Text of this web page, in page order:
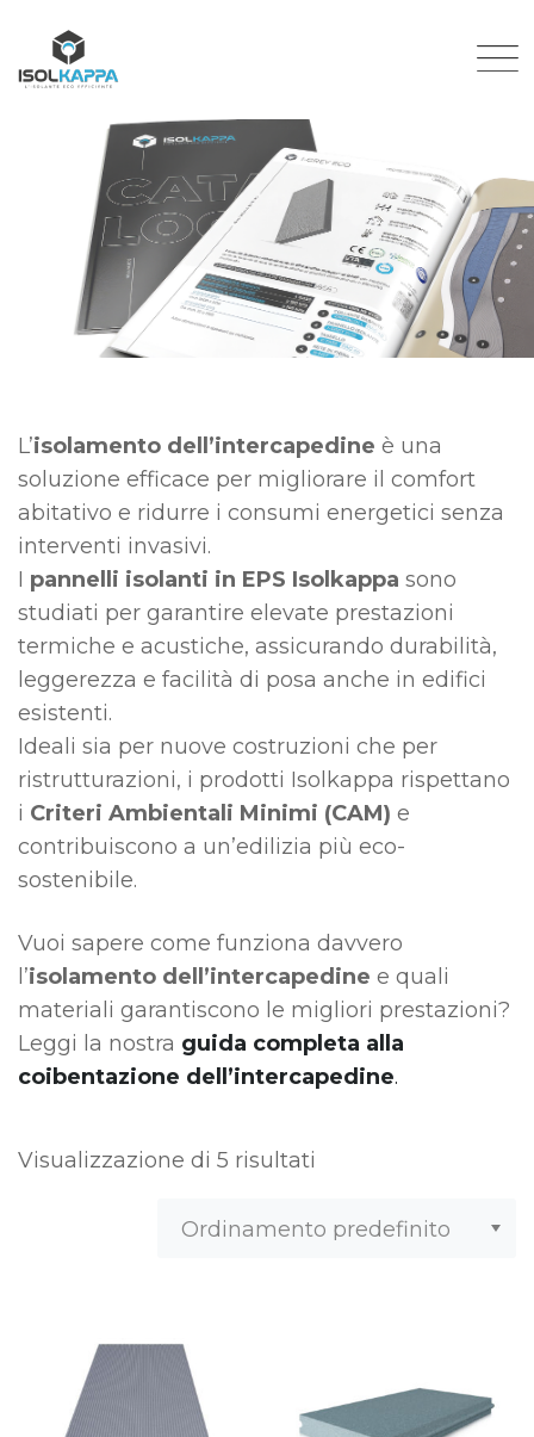
content
L’isolamento dell’intercapedine è una
soluzione efficace per migliorare il comfort
abitativo e ridurre i consumi energetici senza
interventi invasivi.
I pannelli isolanti in EPS Isolkappa sono
studiati per garantire elevate prestazioni
termiche e acustiche, assicurando durabilità,
leggerezza e facilità di posa anche in edifici
esistenti.
Ideali sia per nuove costruzioni che per
ristrutturazioni, i prodotti Isolkappa rispettano
i Criteri Ambientali Minimi (CAM) e
contribuiscono a un’edilizia più eco-
sostenibile.
Vuoi sapere come funziona davvero
l’isolamento dell’intercapedine e quali
materiali garantiscono le migliori prestazioni?
Leggi la nostra guida completa alla
coibentazione dell’intercapedine.
Visualizzazione di 5 risultati